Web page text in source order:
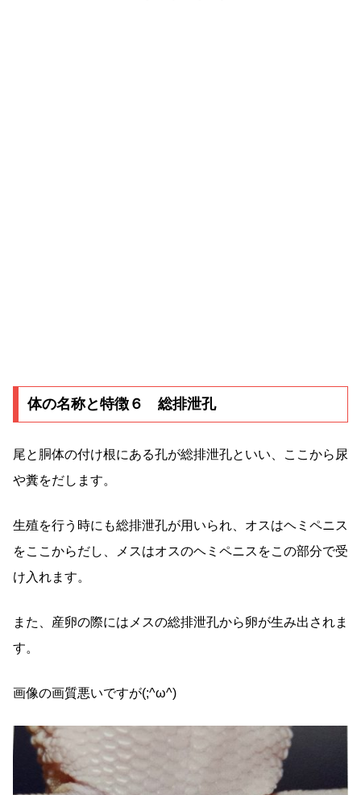
体の名称と特徴６ 総排泄孔
尾と胴体の付け根にある孔が総排泄孔といい、ここから尿
や糞をだします。
生殖を行う時にも総排泄孔が用いられ、オスはヘミペニス
をここからだし、メスはオスのヘミペニスをこの部分で受
け入れます。
また、産卵の際にはメスの総排泄孔から卵が生み出されま
す。
画像の画質悪いですが(;^ω^)